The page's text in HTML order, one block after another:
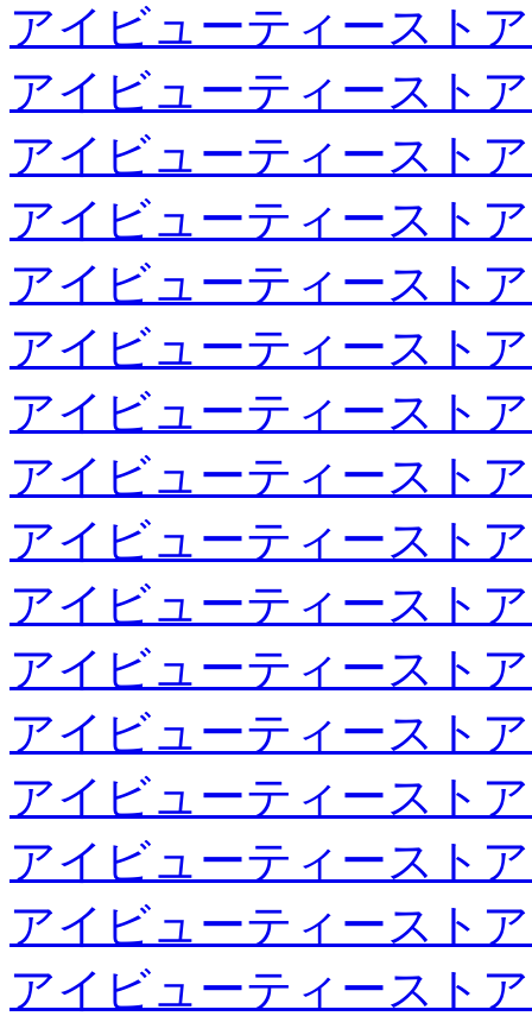
アイビューティースト
アイビューティースト
アイビューティースト
アイビューティースト
アイビューティースト
アイビューティースト
アイビューティースト
アイビューティースト
アイビューティースト
アイビューティースト
アイビューティースト
アイビューティースト
アイビューティースト
アイビューティースト
アイビューティースト
アイビューティースト